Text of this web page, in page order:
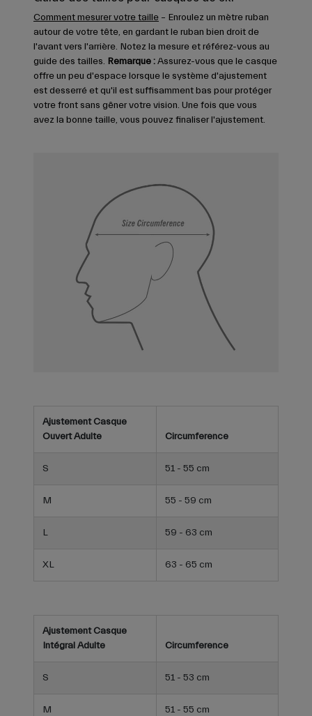
Comment mesurer votre taille – Enroulez un mètre ruban
autour de votre tête, en gardant le ruban bien droit de
l'avant vers l'arrière. Notez la mesure et référez-vous au
guide des tailles. Remarque :Assurez-vous que le casque
offre un peu d'espace lorsque le système d'ajustement
est desserré et qu'il est suffisamment bas pour protéger
votre front sans gêner votre vision. Une fois que vous
avez la bonne taille, vous pouvez finaliser l'ajustement.
Ajustement Casque
Ouvert Adulte
Circumference
S 51 - 55 cm
M 55 - 59 cm
L 59 - 63 cm
XL 63 - 65 cm
Ajustement Casque
Intégral Adulte
Circumference
S 51 - 53 cm
M 51 - 55 cm